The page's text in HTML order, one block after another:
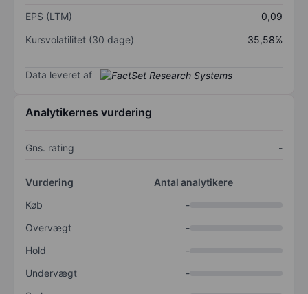
EPS (LTM)
0,09
Kursvolatilitet (30 dage)
35,58%
Data leveret af
Analytikernes vurdering
Gns. rating -
Vurdering
Antal analytikere
Køb
-
Overvægt
-
Hold
-
Undervægt
-